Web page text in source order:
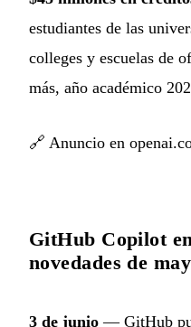
estudiantes de las
colleges y escuelas de
más, año académico
🔗 Anuncio en
GitHub Copilot
novedades de
3 de junio — GitHub